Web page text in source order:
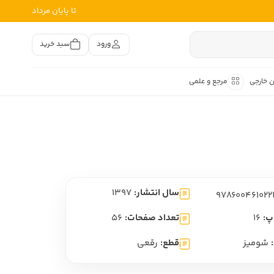
تا پایان مرداد
ورود سبد خرید
خارجی مرجع و علمی
فارسی
متون کهن
سال انتشار: 1397
16 تعداد صفحات: 56
شومیز قطع: رقعی